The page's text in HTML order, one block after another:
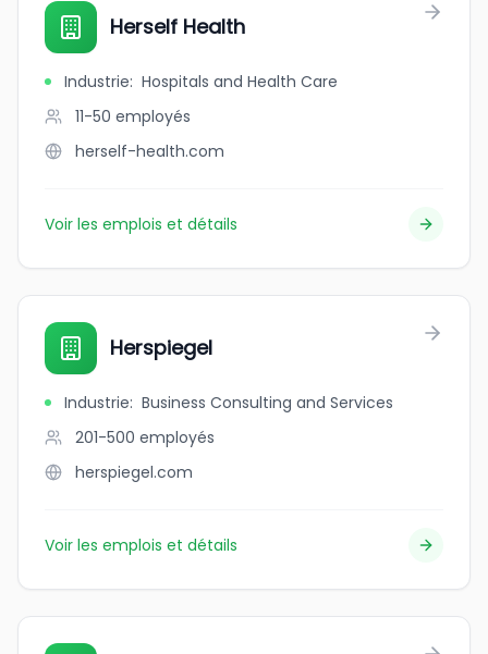
Herself Health
Industrie: Hospitals and Health Care
11-50 employés
herself-health.com
Voir les emplois et détails
Herspiegel
Industrie: Business Consulting and Services
201-500 employés
herspiegel.com
Voir les emplois et détails